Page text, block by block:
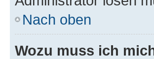
Nach oben
Wozu muss ich